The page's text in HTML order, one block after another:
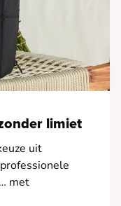
limiet
uit
met